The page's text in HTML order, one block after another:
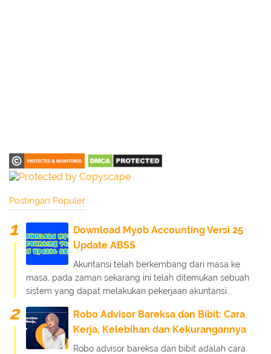
Postingan Populer
Download Myob Accounting Versi 25
Update ABSS
Akuntansi telah berkembang dari masa ke
masa, pada zaman sekarang ini telah ditemukan sebuah
sistem yang dapat melakukan pekerjaan akuntansi...
Robo Advisor Bareksa dan Bibit: Cara
Kerja, Kelebihan dan Kekurangannya
Robo advisor bareksa dan bibit adalah cara